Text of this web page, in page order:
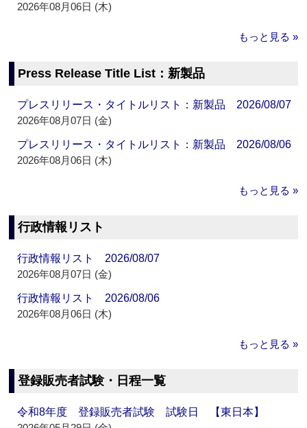
2026年08月06日 (木)
もっと見る »
Press Release Title List：新製品
プレスリリース・タイトルリスト：新製品 2026/08/07
2026年08月07日 (金)
プレスリリース・タイトルリスト：新製品 2026/08/06
2026年08月06日 (木)
もっと見る »
行政情報リスト
行政情報リスト 2026/08/07
2026年08月07日 (金)
行政情報リスト 2026/08/06
2026年08月06日 (木)
もっと見る »
登録販売者試験・日程一覧
令和8年度 登録販売者試験 試験日 【東日本】